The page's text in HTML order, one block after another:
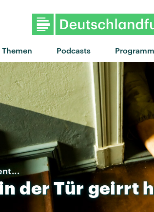
Themen Podcasts Programm
derTür geirrt